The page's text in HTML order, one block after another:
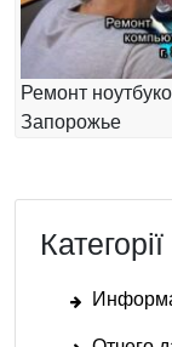
Ремонт
Запорожье
Категорії